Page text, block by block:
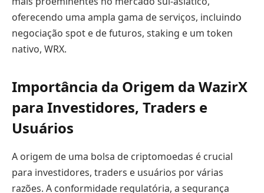
oferecendo uma ampla gama de serviços, incluindo
negociação spot e de futuros, staking e um token
nativo, WRX.
Importância da Origem da WazirX
para Investidores, Traders e
Usuários
A origem de uma bolsa de criptomoedas é crucial
para investidores, traders e usuários por várias
razões. A conformidade regulatória, a segurança